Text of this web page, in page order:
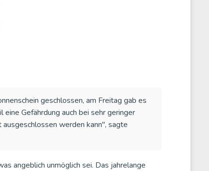
geschlossen, am Freitag gab es
Gefährdung auch bei sehr geringer
werden kann", sagte
angeblich unmöglich sei. Das jahrelange